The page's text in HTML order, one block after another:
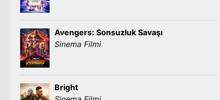
Avengers: Sonsuzluk Savaşı
Sinema Filmi
Bright